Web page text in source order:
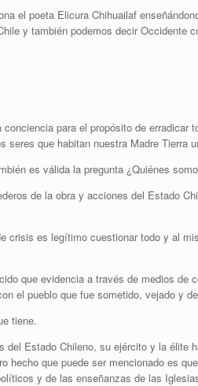
el poeta Elicura Chihuailaf
y también podemos decir Occidente
conciencia para el propósito de
seres que habitan nuestra Madre Tierra
es válida la pregunta ¿Quiénes
de la obra y acciones del Estado
crisis es legítimo cuestionar todo y al
que evidencia a través de medios
el pueblo que fue sometido, vejado y
tiene.
del Estado Chileno, su ejército y la élite
hecho que puede ser mencionado es
y de las enseñanzas de las